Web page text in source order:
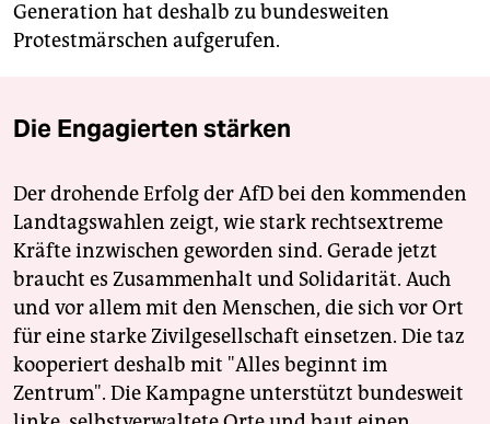
Generation hat deshalb zu bundesweiten
Protestmärschen aufgerufen.
Die Engagierten stärken
Der drohende Erfolg der AfD bei den kommenden
Landtagswahlen zeigt, wie stark rechtsextreme
Kräfte inzwischen geworden sind. Gerade jetzt
braucht es Zusammenhalt und Solidarität. Auch
und vor allem mit den Menschen, die sich vor Ort
für eine starke Zivilgesellschaft einsetzen. Die taz
kooperiert deshalb mit "Alles beginnt im
Zentrum". Die Kampagne unterstützt bundesweit